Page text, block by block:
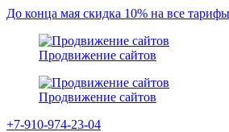
До конца мая скидка 10% на все
Продвижение сайтов
Продвижение сайтов
+7-910-974-23-04